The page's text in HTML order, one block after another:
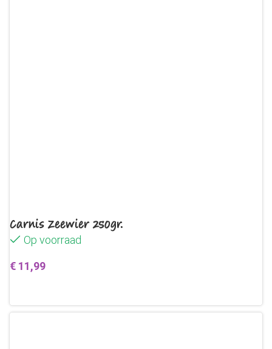
Carnis Zeewier 250gr.
Op voorraad
€ 11,99